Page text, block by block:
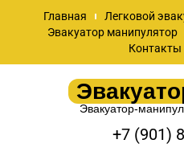
Главная Легковой
Эвакуатор манипулятор
Контакты
Эвакуатор-
+7 (901)